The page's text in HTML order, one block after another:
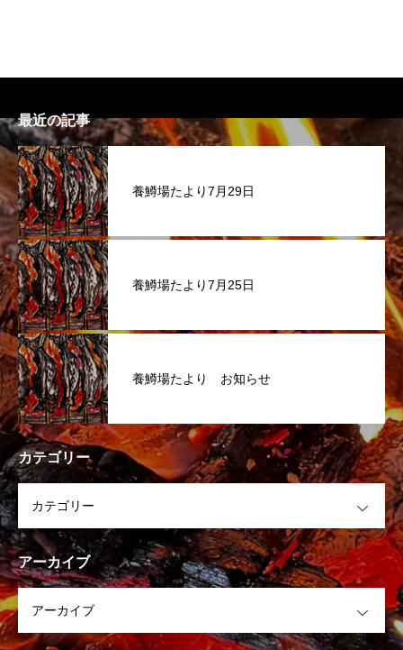
最近の記事
養鱒場たより7月29日
養鱒場たより7月25日
養鱒場たより お知らせ
カテゴリー
アーカイブ